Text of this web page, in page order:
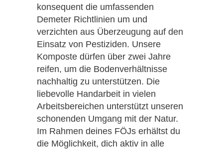
konsequent die umfassenden
Demeter Richtlinien um und
verzichten aus Überzeugung auf den
Einsatz von Pestiziden. Unsere
Komposte dürfen über zwei Jahre
reifen, um die Bodenverhältnisse
nachhaltig zu unterstützen. Die
liebevolle Handarbeit in vielen
Arbeitsbereichen unterstützt unseren
schonenden Umgang mit der Natur.
Im Rahmen deines FÖJs erhältst du
die Möglichkeit, dich aktiv in alle